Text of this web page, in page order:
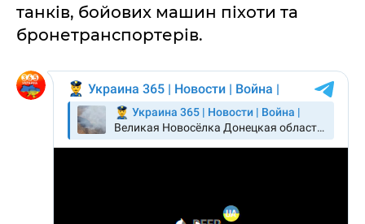
танків, бойових машин піхоти та
бронетранспортерів.